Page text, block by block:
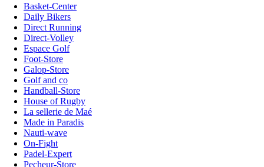
Basket-Center
Daily Bikers
Direct Running
Direct-Volley
Espace Golf
Foot-Store
Galop-Store
Golf and co
Handball-Store
House of Rugby
La sellerie de Maé
Made in Paradis
Nauti-wave
On-Fight
Padel-Expert
Pecheur-Store